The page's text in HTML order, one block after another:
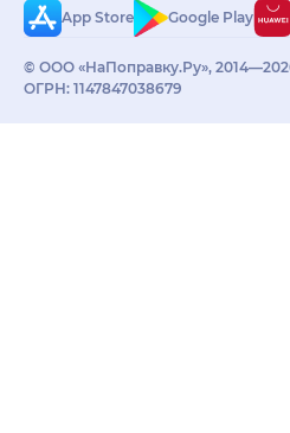
App Store
Google Play
© ООО «НаПоправку.Ру»,
ОГРН: 1147847038679